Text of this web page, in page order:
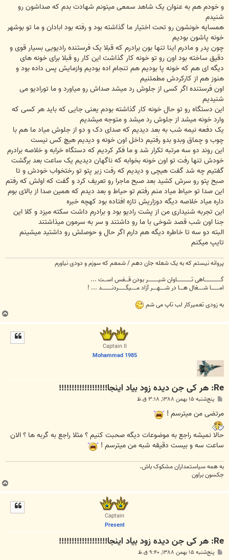
و خودم هم به عنوان یک شاهد سمعی میتونم شهادت بدم که صداشون رو
شنیدم
همسایه خونشون رو تحت اختیار ما گذاشته بود و رفته بود ابادان و ما تو بوشهر
خونه پاشون بودیم
چون پدر و مادرم اینا تنها بون برادرم که قبلا یک فرستنده رادیویی بسیار قوی و
دقیق ساخته بود اون رو تو خونه کار گذاشت این کار رو قبلا برای خونه های
دیگه ای هم که خونه پا بودیم هم تنجام اده بودیم وازمایش پس داده بود و
هنوز هم از کارکردش مطمئنیم
اون فرستنده اگر کسی از جلوش رد میشد صداش رو میاورد و ما تورادیو می
شنیدیم
این دستگاه رو تو حال خونه کار گذاشته بودم یعنی جایی که باید هر کسی که
وارد خونه میشد از جلوش رد میشد و متوجه میشدیم
یک دفعه نیمه شب به بعد دیدیم که صدای دک و دو از جلوش میاد ما هم با
چوب و چماق وبدو بدو رفتیم داخل اون خونه و دیدیم هیچ کس نیست
این روند دو سه مرتبه تکرار شد و ما فکر کردیم که دستگاه خرابه و خلاصه برادرم
خودش تنها رفت تو اون خونه بخوابه که ناگهان دیدیم یک ساعت بعد برگشت
گفتیم چه شد گفت هیچی و دیدیم که رفت زیر پتو تو رختخواب خودش و تا
صبح پتو رو سرش کشید بعد صبح ماجرا رو تعریف کرد و گفت که اولش که رفتم
این صدا تو حیاط میاد منم رفتم تو حیاط و بعد دیدم که همین صدا از بالای بوم
داره میاد خلاصه دیگه دوزاریش تازه افتاده بود کهچه خبره
این تجربه شنیداری من از پشت رادیو بود و برادرم داشت سکته میزد و کلا این
جنا اون شب قصد شوخی با ما رو داشتند و سر به سرمون میذاشتند
البته دو سه تا خاطره دیگه هم دارم اگر حال و حوصلش رو داشتید میشینم
تایپ میکنم
پروانه نیستم که به یک شعله جان دهم / شمعم که سوزم و دودی نیاورم
گــــــــــــــــاهی تــــــــــــــاوان شیــــــــــر بودن قـــفس اســـت ...
امــــــــا شـــــغال هــــا در شـــــهــــر آزاد مـــــیگـــــــردنــــــــــد ... !
به زودی تعمیرکار لب تاپ می شم
ب
ا
Captain II
Mohammad 1985
Re: هر کی جن دیده زود بیاد اینجا!!!!!!!!!!!!!!!!!!!
پ
ت
پنج‌شنبه ۱۵ بهمن ۱۳۸۸, ۳:۱۸ ق.ظ
مرتضی من میترسم !
حالا نمیشه راجع به موضوعات دیگه صحبت کنیم ؟ مثلا راجع به گربه ها ؟ الان
ساعت سه و بیست دقیقه شبه من میترسم !
به همه سياستمداران مشکوک باش.
جکسون براون
ب
ا
Captain
Present
Re: هر کی جن دیده زود بیاد اینجا!!!!!!!!!!!!!!!!!!!
پ پنج‌شنبه ۱۵ بهمن ۱۳۸۸, ۹:۴۰ ق.ظ